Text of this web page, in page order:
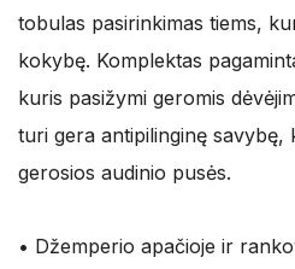
tobulas pasirinkimas tiems,
kokybę. Komplektas
kuris pasižymi geromis
turi gera antipilinginę savybę,
gerosios audinio pusės.
• Džemperio apačioje ir